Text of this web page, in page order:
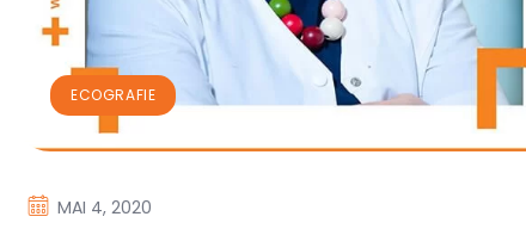
ECOGRAFIE
MAI 4, 2020